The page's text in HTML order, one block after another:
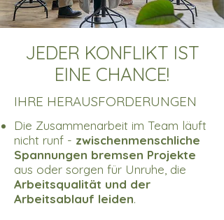
JEDER KONFLIKT IST
EINE CHANCE!
IHRE HERAUSFORDERUNGEN
Die Zusammenarbeit im Team läuft
nicht runf - zwischenmenschliche
Spannungen bremsen Projekte
aus oder sorgen für Unruhe, die
Arbeitsqualität und der
Arbeitsablauf leiden.